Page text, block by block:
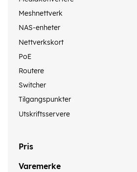
Meshnettverk
NAS-enheter
Nettverkskort
PoE
Routere
Switcher
Tilgangspunkter
Utskriftsservere
Pris
Varemerke